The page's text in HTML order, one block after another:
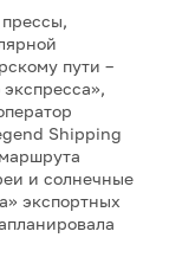
пути –
Shipping
и солнечные
экспортных